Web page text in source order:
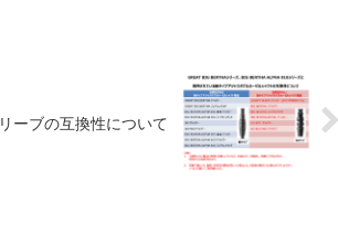
ーブの互換性について